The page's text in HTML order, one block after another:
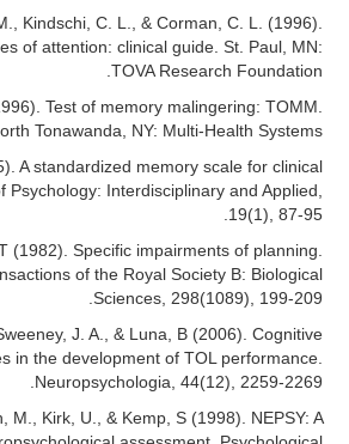
Kindschi, C. L., & Corman, C. L. (1996).
of attention: clinical guide. St. Paul, MN:
TOVA Research Foundation.
Test of memory malingering: TOMM.
Tonawanda, NY: Multi-Health Systems.
A standardized memory scale for clinical
Psychology: Interdisciplinary and Applied,
19(1), 87-95.
(1982). Specific impairments of planning.
of the Royal Society B: Biological
Sciences, 298(1089), 199-209.
J. A., & Luna, B (2006). Cognitive
in the development of TOL performance.
Neuropsychologia, 44(12), 2259-2269.
M., Kirk, U., & Kemp, S (1998). NEPSY: A